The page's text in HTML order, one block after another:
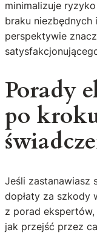
minimalizuje
braku niezbędnych
perspektywie
Porady
po
Jeśli zastanawiasz
dopłaty za szkody
z porad
jak przejść przez